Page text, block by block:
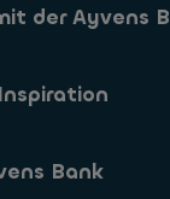
der Ayvens
Bank